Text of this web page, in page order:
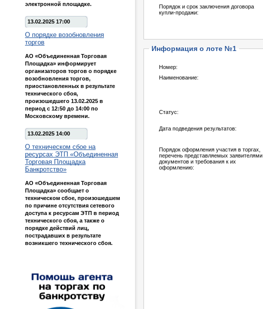
электронной площадке.
13.02.2025 17:00
О порядке возобновления
торгов
АО «Объединенная Торговая
Площадка» информирует
организаторов торгов о порядке
возобновления торгов,
приостановленных в результате
технического сбоя,
произошедшего 13.02.2025 в
период с 12:50 до 14:00 по
Московскому времени.
13.02.2025 14:00
О техническом сбое на
ресурсах ЭТП «Объединенная
Торговая Площадка
Банкротство»
АО «Объединенная Торговая
Площадка» сообщает о
техническом сбое, произошедшем
по причине отсутствия сетевого
доступа к ресурсам ЭТП в период
технического сбоя, а также о
порядке действий лиц,
пострадавших в результате
возникшего технического сбоя.
Порядок и срок заключения договора
купли-продажи:
Информация о лоте №1
Номер:
Наименование:
Статус:
Дата подведения результатов:
Порядок оформления участия в торгах,
перечень представляемых заявителями
документов и требования к их
оформлению: